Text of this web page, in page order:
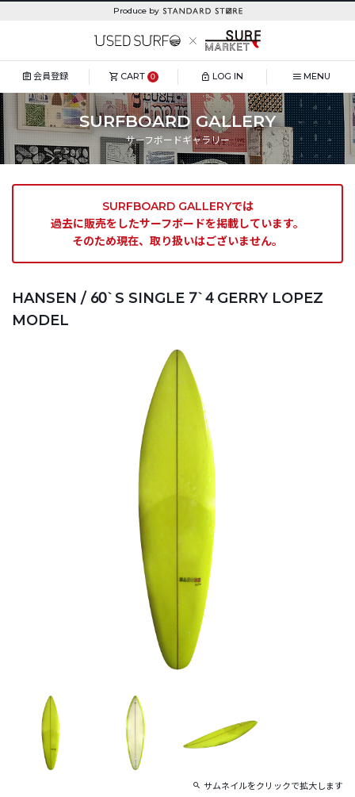
Produce by
会員登録 CART 0 LOG IN MENU
SURFBOARD GALLERY
サーフボードギャラリー
SURFBOARD GALLERYでは
過去に販売をしたサーフボードを掲載しています。
そのため現在、取り扱いはございません。
HANSEN / 60`S SINGLE 7`4 GERRY LOPEZ
MODEL
サムネイルをクリックで拡大します